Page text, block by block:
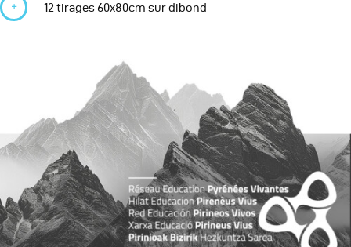
12 tirages 60x80cm sur dibond